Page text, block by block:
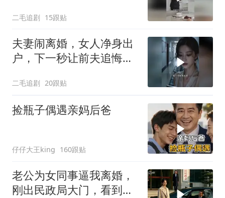
二毛追剧 15跟贴
夫妻闹离婚，女人净身出
户，下一秒让前夫追悔莫
二毛追剧 20跟贴
捡瓶子偶遇亲妈后爸
仔仔大王king 160跟贴
老公为女同事逼我离婚，
刚出民政局大门，看到我